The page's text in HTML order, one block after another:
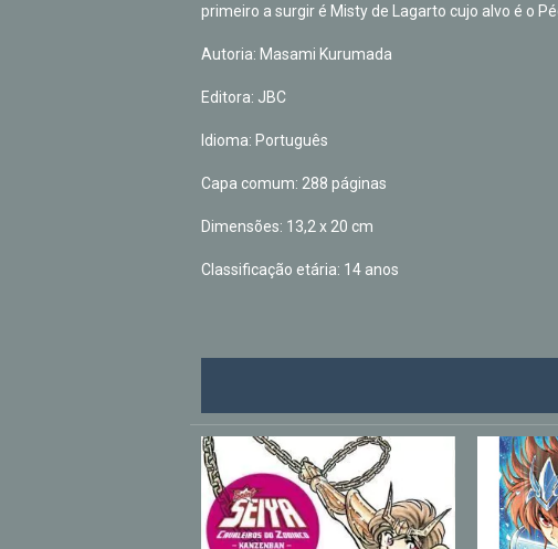
primeiro a surgir é Misty de Lagarto cujo alvo é o
Autoria: Masami Kurumada
Editora:‎ JBC
Idioma:‎ Português
Capa comum: 288 páginas
Dimensões: 13,2 x 20 cm
Classificação etária: 14 anos